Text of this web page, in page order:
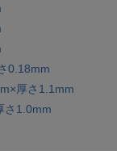
0.18mm
厚さ1.1mm
さ1.0mm